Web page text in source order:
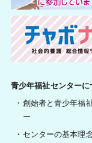
青少年福祉センターに
創始者と青少年福
ー
センターの基本理